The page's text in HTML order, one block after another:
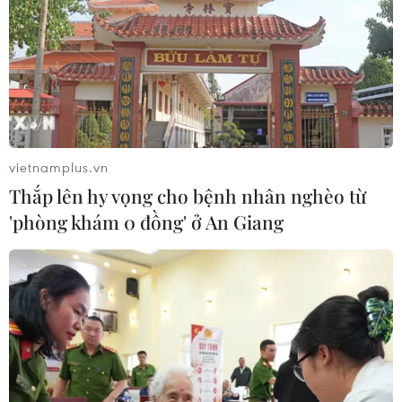
tiền tỷ, "Voi chiến" quyết thắng
04/08/2026 09:19
Đội tuyển Việt Nam nhận
thưởng 2 tỷ đồng sau thắng lợi trước
Indonesia
04/08/2026 04:16
Tuyển thủ Indonesia cúi đầu thành
khẩn xin lỗi người hâm mộ xứ vạn
đảo
04/08/2026 03:17
ASEAN Cup 2026: "Chìa khóa" giúp
tuyển Việt Nam quật ngã Indonesia
vietnamplus.vn
Thắp lên hy vọng cho bệnh nhân nghèo từ
'phòng khám 0 đồng' ở An Giang